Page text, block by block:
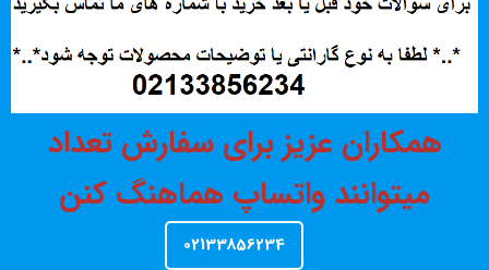
همکاران عزیز برای سفارش تعداد
میتوانند واتساپ هماهنگ کنن
02133856234